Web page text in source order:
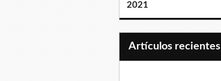
2021
Artículos recientes